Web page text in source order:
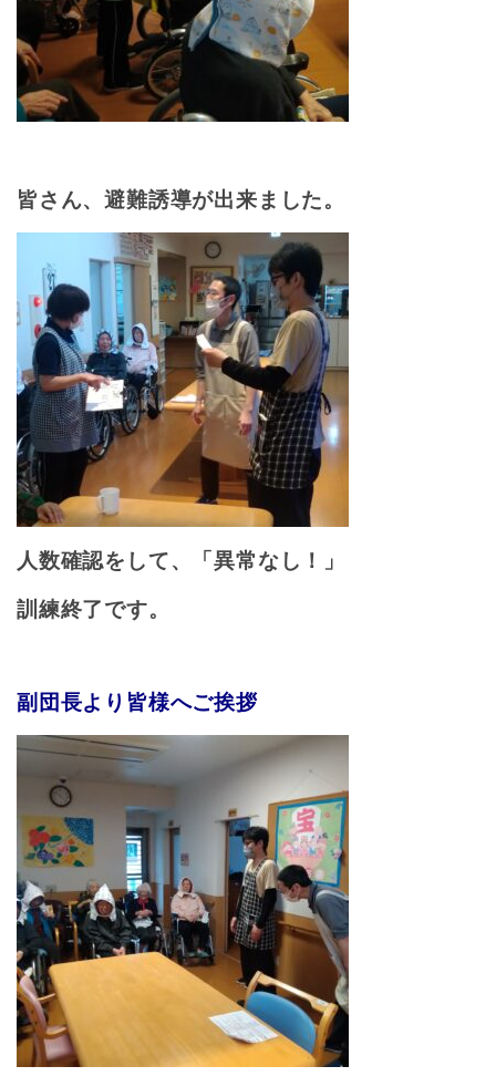
皆さん、避難誘導が出来ました。
人数確認をして、「異常なし！」
訓練終了です。
副団長より皆様へご挨拶